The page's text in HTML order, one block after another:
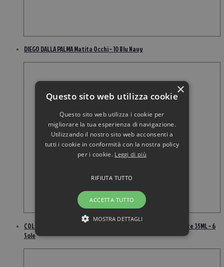
DIEGO DALLA PALMA Matita Occhi – 10 Blu Navy
COLLISTAR Pelle Perfetta 24H Fondotinta + Primer Uniformante 35ML – 6
Sole
×
Questo sito web utilizza cookie
Questo sito web utilizza i cookie per
migliorare la tua esperienza di navigazione.
Utilizzando il nostro sito web acconsenti a
tutti i cookie in conformità con la nostra policy
per i cookie. Leggi di più
ACCETTA TUTTO
RIFIUTA TUTTO
MOSTRA DETTAGLI